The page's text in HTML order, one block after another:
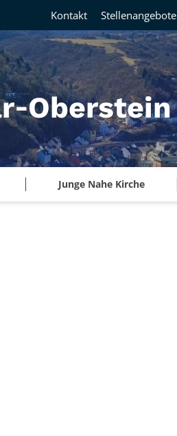
Junge Nahe Kirche
Kontakt Stellenangebote